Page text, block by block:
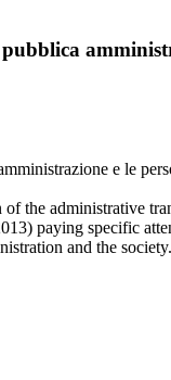
e le
the administrative
paying specific
and the society.